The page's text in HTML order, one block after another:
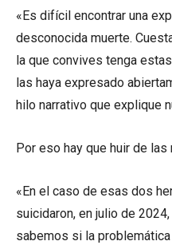
«Es difícil encontrar una
desconocida muerte.
la que convives tenga
las haya expresado
hilo narrativo que explique
Por eso hay que huir de
«En el caso de esas dos
suicidaron, en julio de
sabemos si la